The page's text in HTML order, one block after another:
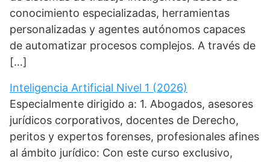
conocimiento especializadas, herramientas
personalizadas y agentes autónomos capaces
de automatizar procesos complejos. A través de
[…]
Inteligencia Artificial Nivel 1 (2026)
Especialmente dirigido a: 1. Abogados, asesores
jurídicos corporativos, docentes de Derecho,
peritos y expertos forenses, profesionales afines
al ámbito jurídico: Con este curso exclusivo,